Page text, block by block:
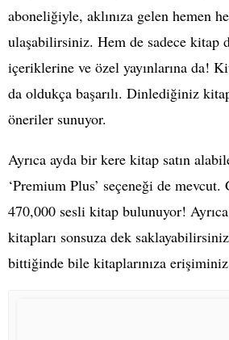
aboneliğiyle, aklınıza gelen hemen
ulaşabilirsiniz. Hem de sadece kitap
içeriklerine ve özel yayınlarına da!
da oldukça başarılı. Dinlediğiniz
öneriler sunuyor.
Ayrıca ayda bir kere kitap satın
‘Premium Plus’ seçeneği de
470,000 sesli kitap bulunuyor!
kitapları sonsuza dek
bittiğinde bile kitaplarınıza